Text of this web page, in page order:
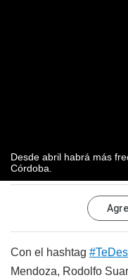
Desde abril habrá más
Córdoba.
Con el hashtag
Mendoza, Rodolfo